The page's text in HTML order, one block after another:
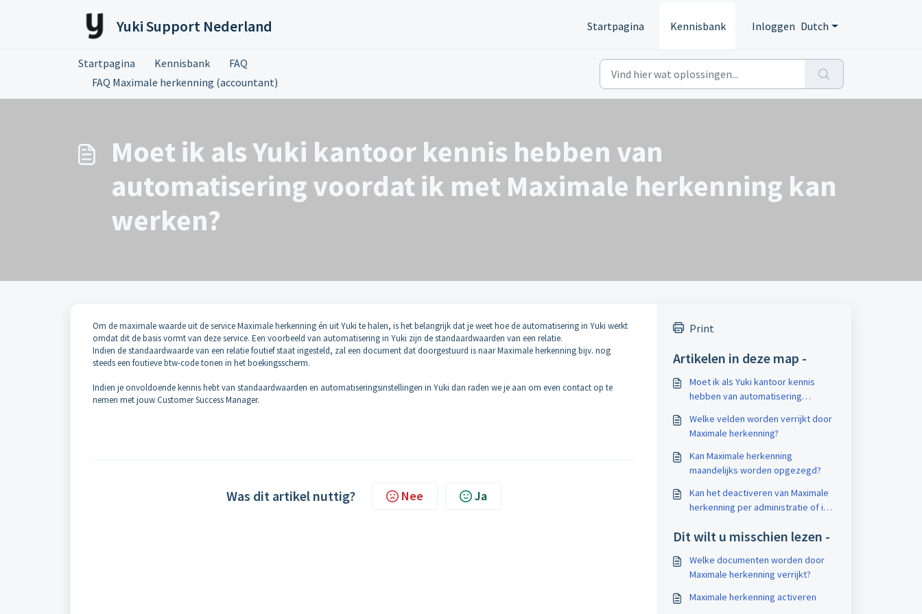
Yuki Support Nederland Startpagina Kennisbank Inloggen Dutch
Startpagina Kennisbank
FAQ
FAQ Maximale herkenning (accountant)
Moet ik als Yuki kantoor kennis hebben van
automatisering voordat ik met Maximale herkenning kan
werken?
Om de maximale waarde uit de service Maximale herkenning én uit Yuki te halen, is het belangrijk dat je weet hoe de automatisering in Yuki werkt
omdat dit de basis vormt van deze service. Een voorbeeld van automatisering in Yuki zijn de standaardwaarden van een relatie.
Indien de standaardwaarde van een relatie foutief staat ingesteld, zal een document dat doorgestuurd is naar Maximale herkenning bijv. nog
steeds een foutieve btw-code tonen in het boekingsscherm.
Indien je onvoldoende kennis hebt van standaardwaarden en automatiseringsinstellingen in Yuki dan raden we je aan om even contact op te
nemen met jouw Customer Success Manager.
Was dit artikel nuttig? Nee Ja
Print
Artikelen in deze map -
Moet ik als Yuki kantoor kennis
hebben van automatisering
herkenning kan werken?
Welke velden worden verrijkt door
Maximale herkenning?
Kan Maximale herkenning
maandelijks worden opgezegd?
Kan het deactiveren van Maximale
herkenning per administratie of is
Dit wilt u misschien lezen -
Welke documenten worden door
Maximale herkenning verrijkt?
Maximale herkenning activeren